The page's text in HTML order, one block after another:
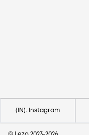
(IN). Instagram